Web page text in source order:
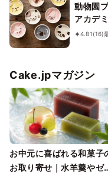
動物園
アカデミ
4.81(16)
Cake.jpマガジン
お中元に喜ばれる和菓子
お取り寄せ｜水羊羹やゼ